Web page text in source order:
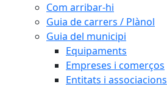
Com arribar-hi
Guia de carrers / Plànol
Guia del municipi
Equipaments
Empreses i comerços
Entitats i associacions